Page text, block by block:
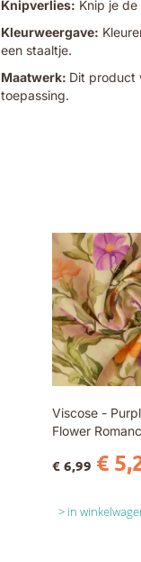
Knipverlies: Knip je
Kleurweergave:
een staaltje.
Maatwerk: Dit product
toepassing.
Viscose -
Flower
€
€ 6,99
in